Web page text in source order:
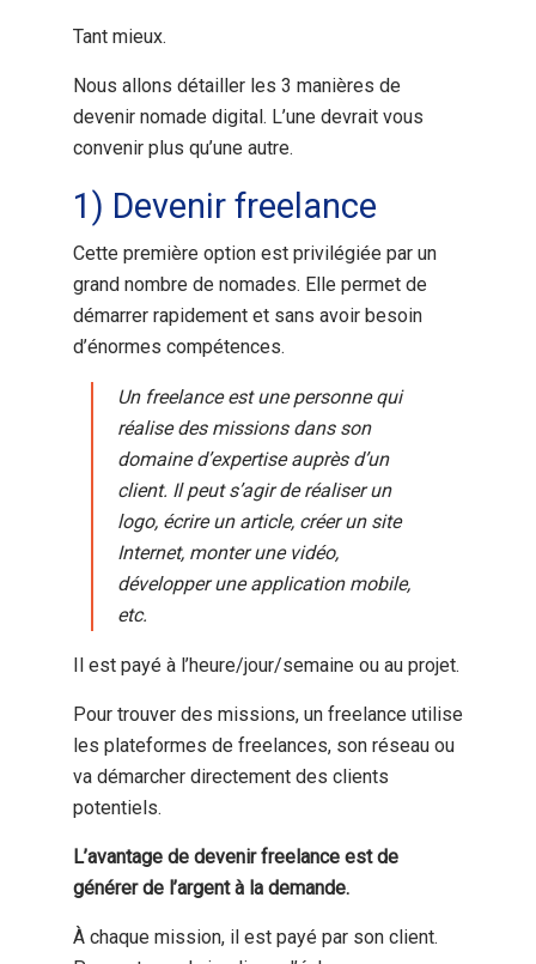
Tant mieux.
Nous allons détailler les 3 manières de
devenir nomade digital. L’une devrait vous
convenir plus qu’une autre.
1) Devenir freelance
Cette première option est privilégiée par un
grand nombre de nomades. Elle permet de
démarrer rapidement et sans avoir besoin
d’énormes compétences.
Un freelance est une personne qui
réalise des missions dans son
domaine d’expertise auprès d’un
client. Il peut s’agir de réaliser un
logo, écrire un article, créer un site
Internet, monter une vidéo,
développer une application mobile,
etc.
Il est payé à l’heure/jour/semaine ou au projet.
Pour trouver des missions, un freelance utilise
les plateformes de freelances, son réseau ou
va démarcher directement des clients
potentiels.
L’avantage de devenir freelance est de
générer de l’argent à la demande.
À chaque mission, il est payé par son client.